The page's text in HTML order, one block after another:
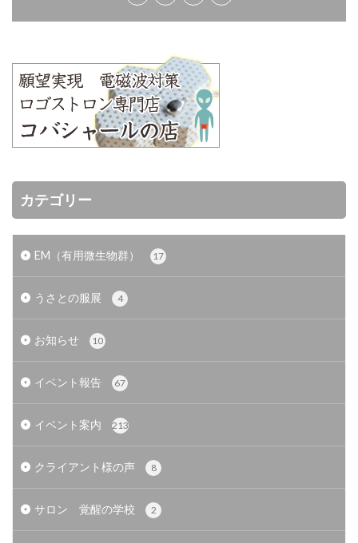
カテゴリー
EM（有用微生物群） 17
うさとの服展 4
お知らせ 10
イベント報告 67
イベント案内 213
クライアント様の声 8
サロン 覚醒の学校 2